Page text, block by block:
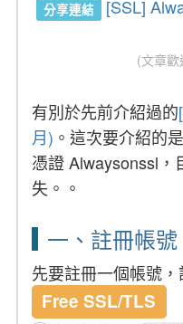
分享連結
[SSL]
(文章
有別於先前介紹過的
月) 。這次要介紹的
憑證 Alwaysonssl，
失。。
一、註冊帳號
先要註冊一個帳號
Free SSL/TLS